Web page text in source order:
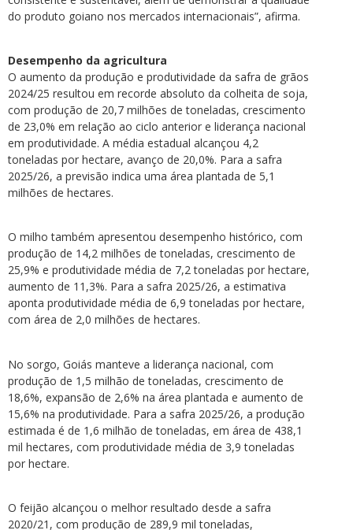
do produto goiano nos mercados internacionais”, afirma.
Desempenho da agricultura
O aumento da produção e produtividade da safra de grãos
2024/25 resultou em recorde absoluto da colheita de soja,
com produção de 20,7 milhões de toneladas, crescimento
de 23,0% em relação ao ciclo anterior e liderança nacional
em produtividade. A média estadual alcançou 4,2
toneladas por hectare, avanço de 20,0%. Para a safra
2025/26, a previsão indica uma área plantada de 5,1
milhões de hectares.
O milho também apresentou desempenho histórico, com
produção de 14,2 milhões de toneladas, crescimento de
25,9% e produtividade média de 7,2 toneladas por hectare,
aumento de 11,3%. Para a safra 2025/26, a estimativa
aponta produtividade média de 6,9 toneladas por hectare,
com área de 2,0 milhões de hectares.
No sorgo, Goiás manteve a liderança nacional, com
produção de 1,5 milhão de toneladas, crescimento de
18,6%, expansão de 2,6% na área plantada e aumento de
15,6% na produtividade. Para a safra 2025/26, a produção
estimada é de 1,6 milhão de toneladas, em área de 438,1
mil hectares, com produtividade média de 3,9 toneladas
por hectare.
O feijão alcançou o melhor resultado desde a safra
2020/21, com produção de 289,9 mil toneladas,